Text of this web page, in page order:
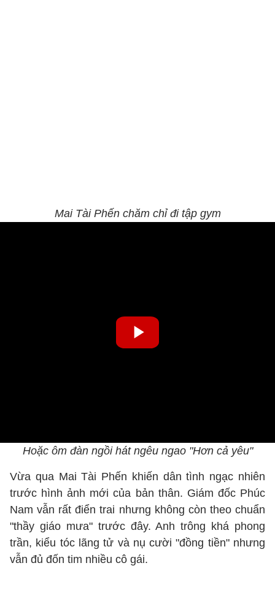
Mai Tài Phến chăm chỉ đi tập gym
Hoặc ôm đàn ngồi hát ngêu ngao "Hơn cả yêu"
Vừa qua Mai Tài Phến khiến dân tình ngạc nhiên
trước hình ảnh mới của bản thân. Giám đốc Phúc
Nam vẫn rất điển trai nhưng không còn theo chuẩn
"thầy giáo mưa" trước đây. Anh trông khá phong
trần, kiểu tóc lãng tử và nụ cười "đồng tiền" nhưng
vẫn đủ đốn tim nhiều cô gái.